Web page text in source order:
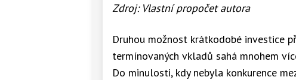
Zdroj: Vlastní propočet autora
Druhou možnost krátkodobé investice
termínovaných vkladů sahá mnohem
Do minulosti, kdy nebyla konkurence